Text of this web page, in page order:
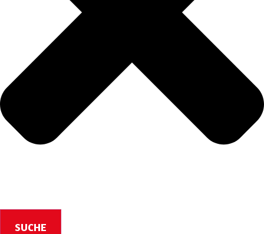
SUCHE